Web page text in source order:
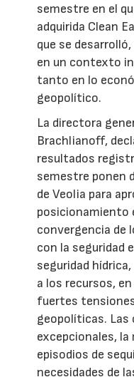
semestre en el
adquirida Clean
que se
en un contexto
tanto en lo
geopolítico.
La directora
Brachlianoff,
resultados
semestre ponen
de Veolia para
posicionamiento
convergencia de
con la seguridad
seguridad
a los recursos,
fuertes
geopolíticas. Las
excepcionales,
episodios de
necesidades de